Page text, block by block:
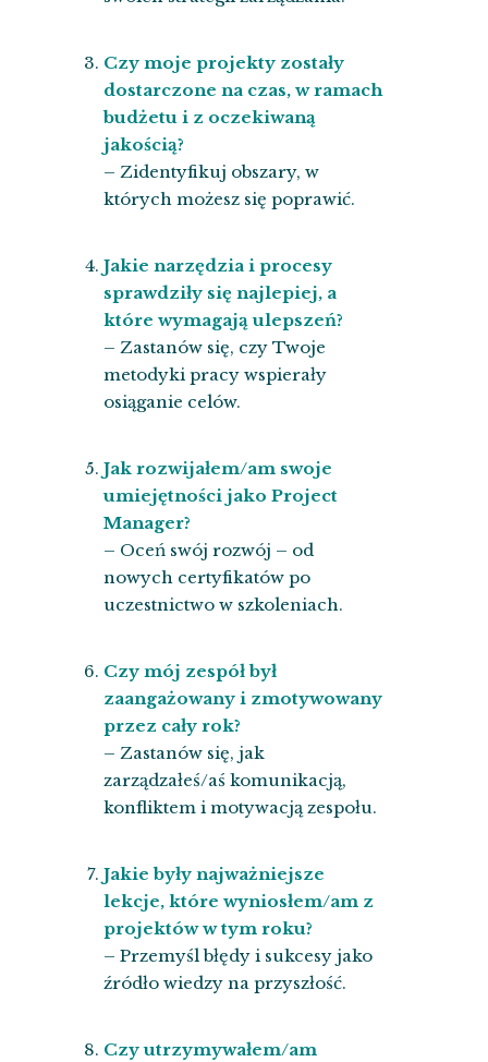
Czy moje projekty zostały
dostarczone na czas, w ramach
budżetu i z oczekiwaną
jakością?
– Zidentyfikuj obszary, w
których możesz się poprawić.
Jakie narzędzia i procesy
sprawdziły się najlepiej, a
które wymagają ulepszeń?
– Zastanów się, czy Twoje
metodyki pracy wspierały
osiąganie celów.
Jak rozwijałem/am swoje
umiejętności jako Project
Manager?
– Oceń swój rozwój – od
nowych certyfikatów po
uczestnictwo w szkoleniach.
Czy mój zespół był
zaangażowany i zmotywowany
przez cały rok?
– Zastanów się, jak
zarządzałeś/aś komunikacją,
konfliktem i motywacją zespołu.
Jakie były najważniejsze
lekcje, które wyniosłem/am z
projektów w tym roku?
– Przemyśl błędy i sukcesy jako
źródło wiedzy na przyszłość.
Czy utrzymywałem/am